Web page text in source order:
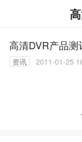
高清DVR产品测
资讯
2011-01-25